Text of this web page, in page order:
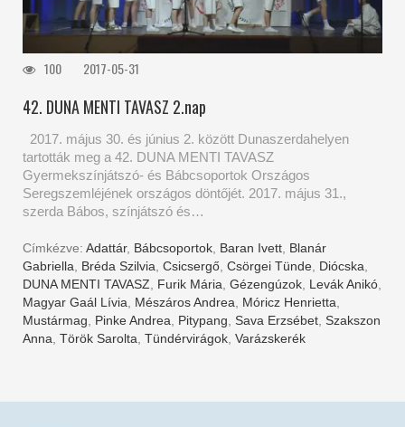
100 2017-05-31
42. DUNA MENTI TAVASZ 2.nap
2017. május 30. és június 2. között Dunaszerdahelyen
tartották meg a 42. DUNA MENTI TAVASZ
Gyermekszínjátszó- és Bábcsoportok Országos
Seregszemléjének országos döntőjét. 2017. május 31.,
szerda Bábos, színjátszó és…
Címkézve: Adattár, Bábcsoportok, Baran Ivett, Blanár
Gabriella, Bréda Szilvia, Csicsergő, Csörgei Tünde, Diócska,
DUNA MENTI TAVASZ, Furik Mária, Gézengúzok, Levák Anikó,
Magyar Gaál Lívia, Mészáros Andrea, Móricz Henrietta,
Mustármag, Pinke Andrea, Pitypang, Sava Erzsébet, Szakszon
Anna, Török Sarolta, Tündérvirágok, Varázskerék